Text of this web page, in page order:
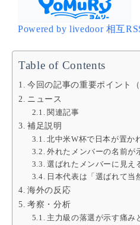
Powered by livedoor 相互
Table of Contents
今回の記事の重要ポイント（
ニュース
関連記事
補足説明
北中米W杯で日本が置か
外れたメンバーの名前が
選ばれたメンバーに見え
日本代表は「選ばれて当
海外の反応
考察・分析
主力級の落選が示す痛み